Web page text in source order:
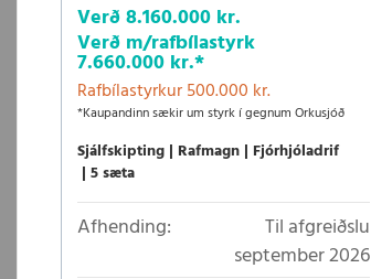
Verð8.160.000 kr.
Verð m/rafbílastyrk
7.660.000 kr.*
Rafbílastyrkur 500.000 kr.
*Kaupandinn sækir um styrk í gegnum Orkusjóð
Sjálfskipting Rafmagn Fjórhjóladrif
5 sæta
Afhending:
Til afgreiðslu
september 2026